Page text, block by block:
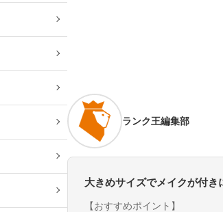
ランク王編集部
大きめサイズでメイクが付き
【おすすめポイント】